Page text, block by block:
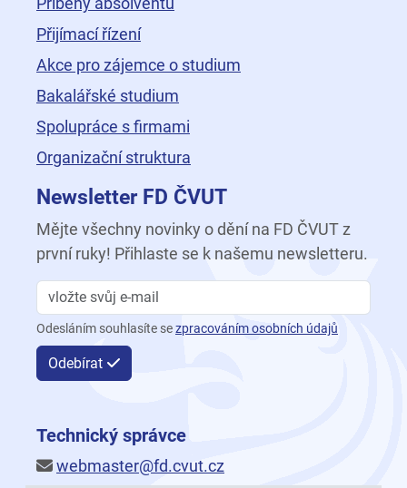
Přijímací řízení
Akce pro zájemce o studium
Bakalářské studium
Spolupráce s firmami
Organizační struktura
Newsletter FD ČVUT
Mějte všechny novinky o dění na FD ČVUT z
první ruky! Přihlaste se k našemu newsletteru.
Odesláním souhlasíte sezpracováním osobních údajů
Odebírat
Technický správce
webmaster@fd.cvut.cz